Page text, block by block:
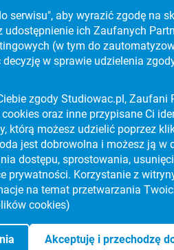
WYŻSZE NA
KATALOG
reklama
serwisu", aby wyrazić zgodę
ich Zaufanych
(w tym do
w sprawie udzielenia
zgody Studiowac.pl,
oraz inne przypisane Ci
którą możesz udzielić poprzez
jest dobrowolna i możesz ją
dostępu, sprostowania,
prywatności. Korzystanie z
na temat przetwarzania
cookies)
Akceptuję i przechodzę